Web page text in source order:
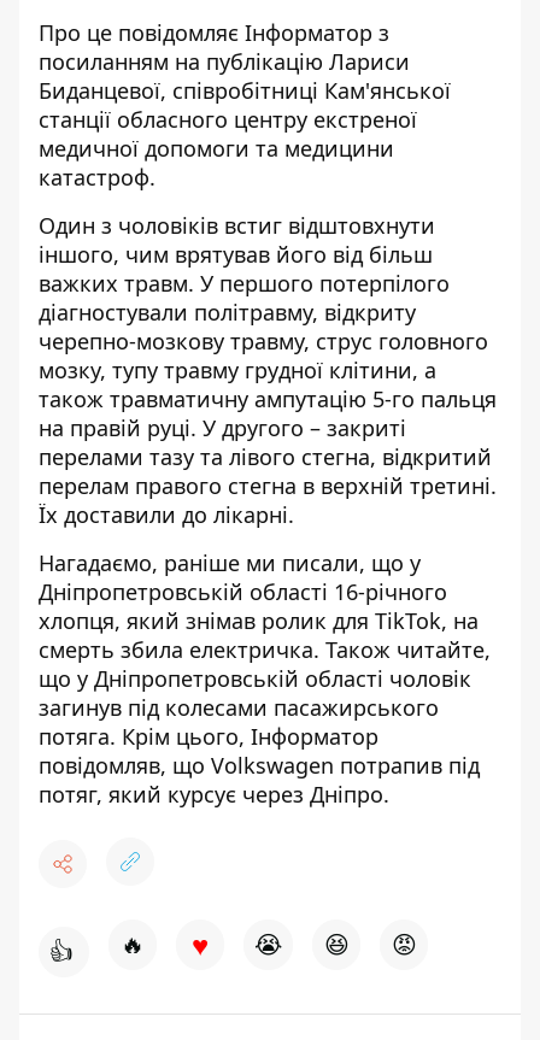
Про це повідомляє Інформатор з
посиланням на публікацію Лариси
Биданцевої, співробітниці Кам'янської
станції обласного центру екстреної
медичної допомоги та медицини
катастроф.
Один з чоловіків встиг відштовхнути
іншого, чим врятував його від більш
важких травм. У першого потерпілого
діагностували політравму, відкриту
черепно-мозкову травму, струс головного
мозку, тупу травму грудної клітини, а
також травматичну ампутацію 5-го пальця
на правій руці. У другого – закриті
перелами тазу та лівого стегна, відкритий
перелам правого стегна в верхній третині.
Їх доставили до лікарні.
Нагадаємо, раніше ми писали, що у
Дніпропетровській області 16-річного
хлопця, який знімав ролик для TikTok, на
смерть збила електричка. Також читайте,
що у Дніпропетровській області чоловік
загинув під колесами пасажирського
потяга. Крім цього, Інформатор
повідомляв, що Volkswagen потрапив під
потяг, який курсує через Дніпро.
👍 🔥 ♥ 😭 😆 😡